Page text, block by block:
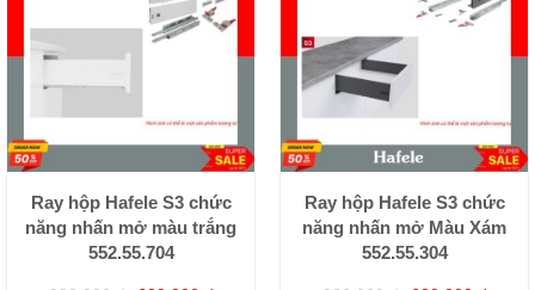
Ray hộp Hafele S3 chức
năng nhấn mở màu trắng
552.55.704
Ray hộp Hafele S3 chức
năng nhấn mở Màu Xám
552.55.304